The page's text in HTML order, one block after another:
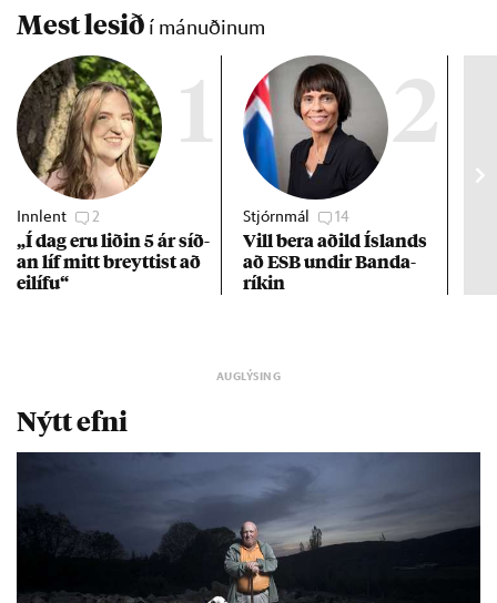
Mest lesið í mánuðinum
1
Innlent 2
„Í dag eru lið­in 5 ár síð­
an líf mitt breytt­ist að
ei­lífu“
2
Stjórnmál 14
Vill bera að­ild Ís­lands
að ESB und­ir Banda­
rík­in
Nýtt efni